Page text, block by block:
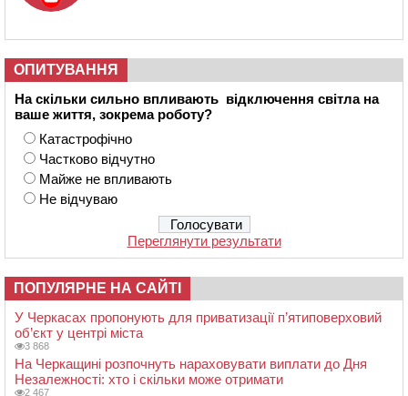
ОПИТУВАННЯ
На скільки сильно впливають відключення світла на
ваше життя, зокрема роботу?
Катастрофічно
Частково відчутно
Майже не впливають
Не відчуваю
Переглянути результати
ПОПУЛЯРНЕ НА САЙТІ
У Черкасах пропонують для приватизації п’ятиповерховий
об’єкт у центрі міста
3 868
На Черкащині розпочнуть нараховувати виплати до Дня
Незалежності: хто і скільки може отримати
2 467